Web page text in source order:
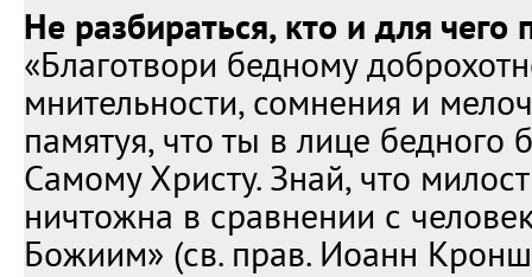
Не разбираться, кто и для чего
«Благотвори бедному
мнительности, сомнения и
памятуя, что ты в лице бедного
Самому Христу. Знай, что
ничтожна в сравнении с
Божиим» (св. прав. Иоанн